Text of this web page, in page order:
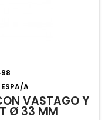
A
VASTAGO Y
Ø 33 MM